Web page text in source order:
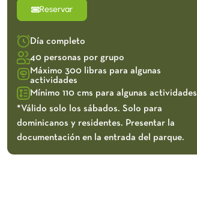
Reservar
Día completo
40 personas por grupo
Máximo 300 libras para algunas
actividades
Mínimo 110 cms para algunas actividades
*Válido solo los sábados. Solo para
dominicanos y residentes. Presentar la
documentación en la entrada del parque.